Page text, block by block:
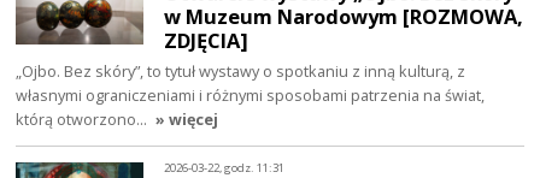
w Muzeum Narodowym [ROZMOWA,
ZDJĘCIA]
„Ojbo. Bez skóry”, to tytuł wystawy o spotkaniu z inną kulturą, z
własnymi ograniczeniami i różnymi sposobami patrzenia na świat,
którą otworzono… » więcej
2026-03-22, godz. 11:31